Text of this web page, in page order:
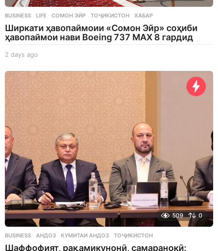
BUSINESS ,LIFE СОМОН ЭЙР ,ТОҶИКИСТОН ,ХАБАР
Ширкати ҳавопаймоии «Сомон Эйр» соҳиби
ҳавопаймои нави Boeing 737 MAX 8 гардид
2 days ago
a
509 0
BUSINESS АНДОЗ ,КУМИТАИ АНДОЗ ,ТОҶИКИСТОН
Шаффофият, рақамикунонӣ, самаранокӣ: